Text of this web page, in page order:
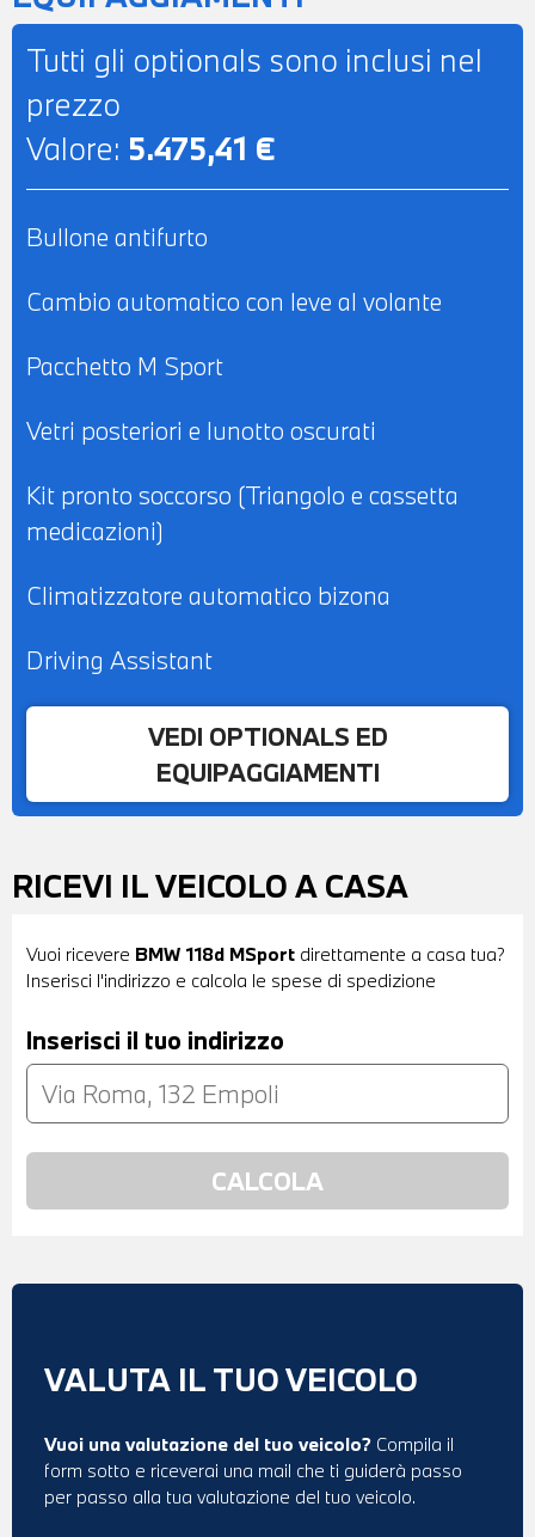
Tutti gli optionals sono inclusi nel
prezzo
Valore: 5.475,41 €
Bullone antifurto
Cambio automatico con leve al volante
Pacchetto M Sport
Vetri posteriori e lunotto oscurati
Kit pronto soccorso (Triangolo e cassetta
medicazioni)
Climatizzatore automatico bizona
Driving Assistant
VEDI OPTIONALS ED
EQUIPAGGIAMENTI
RICEVI IL VEICOLO A CASA
Vuoi ricevere BMW 118d MSport direttamente a casa tua?
Inserisci l'indirizzo e calcola le spese di spedizione
Inserisci il tuo indirizzo
VALUTA IL TUO VEICOLO
Vuoi una valutazione del tuo veicolo? Compila il
form sotto e riceverai una mail che ti guiderà passo
per passo alla tua valutazione del tuo veicolo.